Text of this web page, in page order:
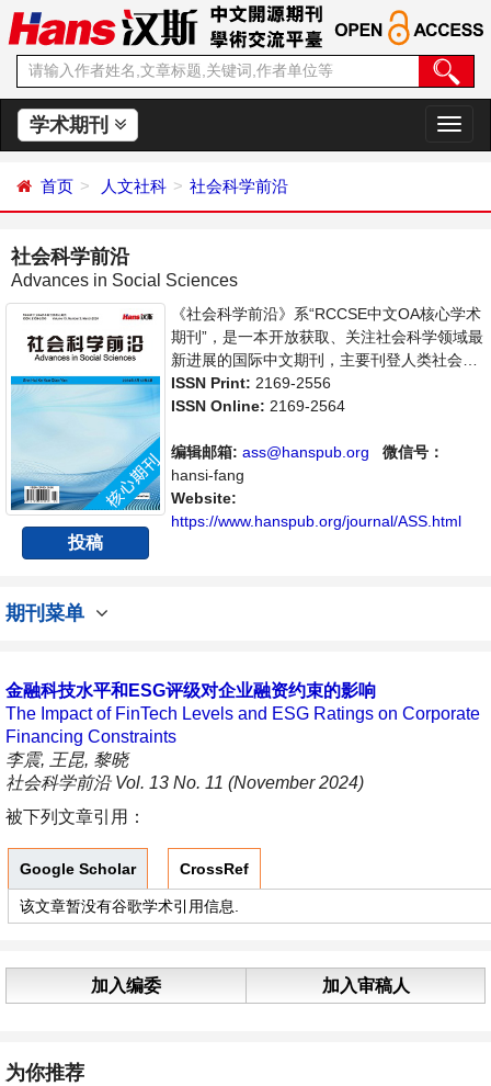
学术期刊
切
换
首页 人文社科 社会科学前沿
社会科学前沿
Advances in Social Sciences
投稿
《社会科学前沿》系“RCCSE中文OA核心学术
期刊”，是一本开放获取、关注社会科学领域最
新进展的国际中文期刊，主要刊登人类社会各
种现象和社会科学理论，包括经济、文化、历
史等社会学学术论文和成果报道及评述。本刊
术，集学术性、思想性为一体，旨在给世界范
围内的社会科学研究者提供一个传播、分享和
讨论社会科学领域内不同方向问题与发展的交
流平台。
ISSN Print: 2169-2556
ISSN Online: 2169-2564
编辑邮箱: ass@hanspub.org
微信号：
hansi-fang
Website:
https://www.hanspub.org/journal/ASS.html
期刊菜单
金融科技水平和ESG评级对企业融资约束的影响
The Impact of FinTech Levels and ESG Ratings on Corporate
Financing Constraints
李震, 王昆, 黎晓
社会科学前沿 Vol. 13 No. 11 (November 2024)
被下列文章引用：
Google Scholar CrossRef
该文章暂没有谷歌学术引用信息.
加入编委 加入审稿人
为你推荐